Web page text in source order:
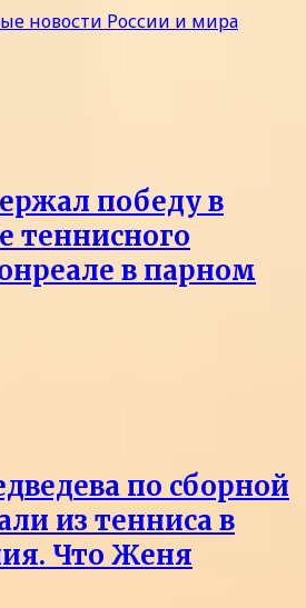
победу в
теннисного
в парном
по сборной
из тенниса в
Что Женя